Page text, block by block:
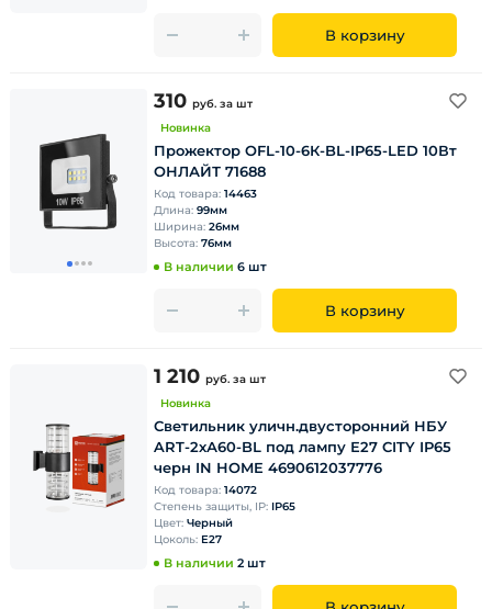
В корзину
310 руб. за шт
Новинка
Прожектор OFL-10-6К-BL-IP65-LED 10Вт
ОНЛАЙТ 71688
Код товара: 14463
Длина: 99мм
Ширина: 26мм
Высота: 76мм
В наличии 6 шт
В корзину
1 210 руб. за шт
Новинка
Светильник уличн.двусторонний НБУ
ART-2хА60-BL под лампу Е27 CITY IP65
черн IN HOME 4690612037776
Код товара: 14072
Степень защиты, IP: IP65
Цвет: Черный
Цоколь: E27
В наличии 2 шт